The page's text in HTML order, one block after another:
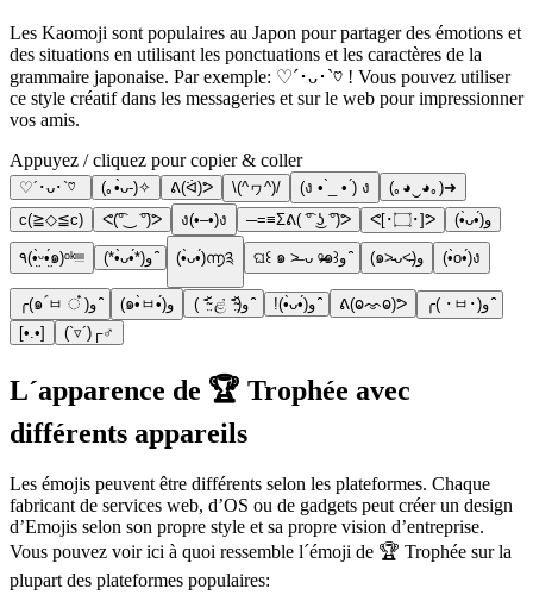
Les Kaomoji sont populaires au Japon pour partager des émotions et
des situations en utilisant les ponctuations et les caractères de la
grammaire japonaise. Par exemple: ♡´･ᴗ･`♡ ! Vous pouvez utiliser
ce style créatif dans les messageries et sur le web pour impressionner
vos amis.
Appuyez / cliquez pour copier & coller
♡´･ᴗ･`♡ (｡•̀ᴗ-)✧ ᕕ(ᐛ)ᕗ \(^ヮ^)/ (ง • ̀_ • ́) ง
(｡◕‿◕｡)➜
c(≧◇≦c)
ᕙ(͡°‿ ͡°)ᕗ ง(•–•)ง ─=≡Σᕕ( ͡° ͜ʖ ͡°)ᕗ ᕙ[･۝･]ᕗ (•̀ᴗ•́)و
٩(•̤̀ᵕ•̤́๑)ᵒᵏᵎᵎᵎᵎ (*•̀ᴗ•́*)و ̑̑ (•̀ᴗ•́)൬༉ ଘ꒰ ๑ ˃̶ ᴗ ᵒ̴̶̷๑꒱و ̑̑ (๑˃̵ᴗ˂̵)و (•̀o•́)ง
╭(๑ ॔ㅂ ਂ ॓)و ̑̑ (๑•̀ㅂ•́)و ( ⁼̴̤̆ ළ̉ ⁼̴̤̆)و ̑̑ !(•̀ᴗ•́)و ̑̑ ᕕ(ⱺᨎⱺ)ᕗ
╭( ･ㅂ･)و ̑̑
[•.•]
(`▿´)┌♂
L´apparence de 🏆 Trophée avec
différents appareils
Les émojis peuvent être différents selon les plateformes. Chaque
fabricant de services web, d’OS ou de gadgets peut créer un design
d’Emojis selon son propre style et sa propre vision d’entreprise.
Vous pouvez voir ici à quoi ressemble l´émoji de 🏆 Trophée sur la
plupart des plateformes populaires: